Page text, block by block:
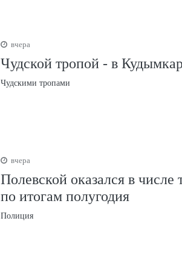
вчера
Чудской тропой - в
Чудскими тропами
вчера
Полевской оказался в
по итогам полугодия
Полиция